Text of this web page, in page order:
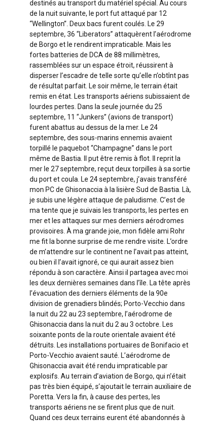
destinés au transport du matériel spécial. Au cours
de la nuit suivante, le port fut attaqué par 12
“Wellington”. Deux bacs furent coulés. Le 29
septembre, 36 “Liberators” attaquèrent l’aérodrome
de Borgo et le rendirent impraticable. Mais les
fortes batteries de DCA de 88 millimètres,
rassemblées sur un espace étroit, réussirent à
disperser l’escadre de telle sorte qu’elle n’obtînt pas
de résultat parfait. Le soir même, le terrain était
remis en état. Les transports aériens subissaient de
lourdes pertes. Dans la seule journée du 25
septembre, 11 “Junkers” (avions de transport)
furent abattus au dessus de la mer. Le 24
septembre, des sous-marins ennemis avaient
torpillé le paquebot “Champagne” dans le port
même de Bastia. Il put être remis à flot. Il reprit la
mer le 27 septembre, reçut deux torpilles à sa sortie
du port et coula. Le 24 septembre, j’avais transféré
mon PC de Ghisonaccia à la lisière Sud de Bastia. Là,
je subis une légère attaque de paludisme. C’est de
ma tente que je suivais les transports, les pertes en
mer et les attaques sur mes derniers aérodromes
provisoires. À ma grande joie, mon fidèle ami Rohr
me fit la bonne surprise de me rendre visite. L’ordre
de m’attendre sur le continent ne l’avait pas atteint,
ou bien il l’avait ignoré, ce qui aurait assez bien
répondu à son caractère. Ainsi il partagea avec moi
les deux dernières semaines dans l’île. La tête après
l’évacuation des derniers éléments de la 90e
division de grenadiers blindés; Porto-Vecchio dans
la nuit du 22 au 23 septembre, l’aérodrome de
Ghisonaccia dans la nuit du 2 au 3 octobre. Les
soixante ponts de la route orientale avaient été
détruits. Les installations portuaires de Bonifacio et
Porto-Vecchio avaient sauté. L’aérodrome de
Ghisonaccia avait été rendu impraticable par
explosifs. Au terrain d’aviation de Borgo, qui n’était
pas très bien équipé, s’ajoutait le terrain auxiliaire de
Poretta. Vers la fin, à cause des pertes, les
transports aériens ne se firent plus que de nuit.
Quand ces deux terrains eurent été abandonnés à